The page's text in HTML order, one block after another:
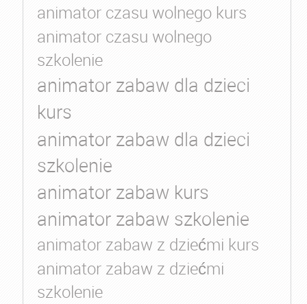
animator czasu wolnego kurs
animator czasu wolnego
szkolenie
animator zabaw dla dzieci
kurs
animator zabaw dla dzieci
szkolenie
animator zabaw kurs
animator zabaw szkolenie
animator zabaw z dziećmi kurs
animator zabaw z dziećmi
szkolenie